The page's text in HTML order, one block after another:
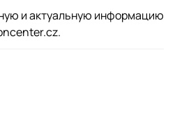
и актуальную информацию